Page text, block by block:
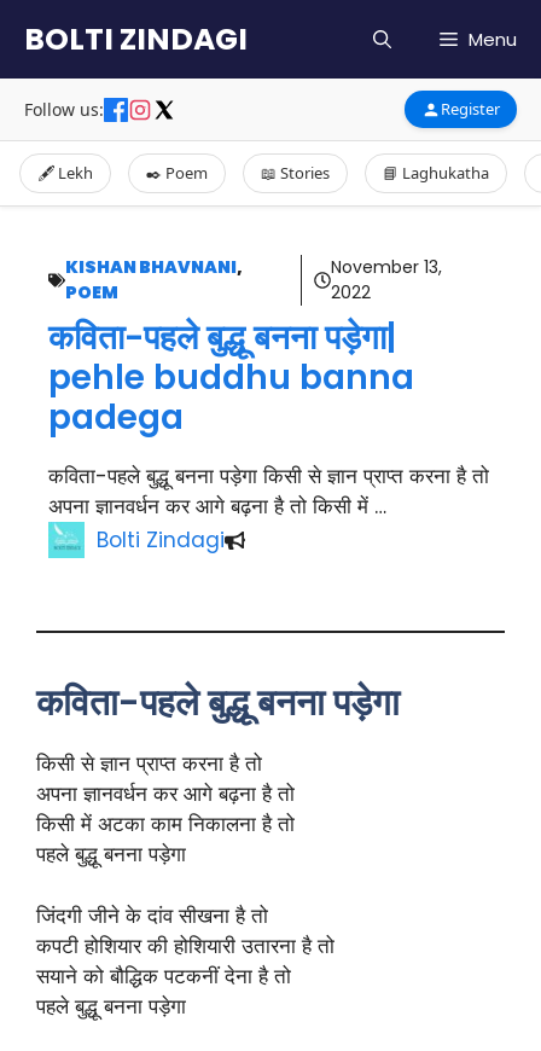
content
BOLTI ZINDAGI Menu
Follow us: Register
🖋️ Lekh ✒️ Poem 📖 Stories 📘 Laghukatha
KISHAN BHAVNANI,
POEM
November 13,
2022
कविता-पहले बुद्धू बनना पड़ेगा|
pehle buddhu banna
padega
कविता-पहले बुद्धू बनना पड़ेगा किसी से ज्ञान प्राप्त करना है तो
अपना ज्ञानवर्धन कर आगे बढ़ना है तो किसी में …
Bolti Zindagi
कविता-पहले बुद्धू बनना पड़ेगा
किसी से ज्ञान प्राप्त करना है तो
अपना ज्ञानवर्धन कर आगे बढ़ना है तो
किसी में अटका काम निकालना है तो
पहले बुद्धू बनना पड़ेगा
जिंदगी जीने के दांव सीखना है तो
कपटी होशियार की होशियारी उतारना है तो
सयाने को बौद्धिक पटकनीं देना है तो
पहले बुद्धू बनना पड़ेगा